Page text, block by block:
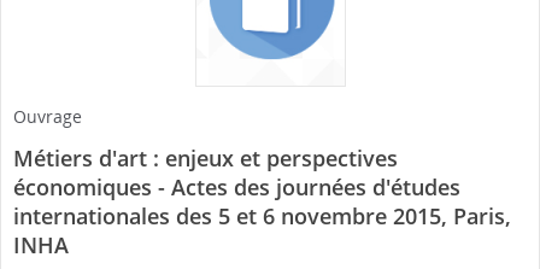
Ouvrage
Métiers d'art : enjeux et perspectives
économiques - Actes des journées d'études
internationales des 5 et 6 novembre 2015, Paris,
INHA